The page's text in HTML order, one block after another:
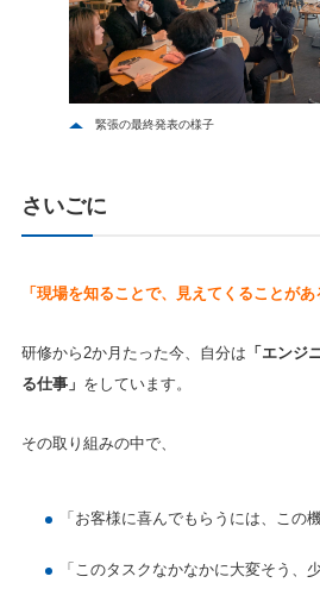
緊張の最終発表の様子
さいごに
「現場を知ることで、見えてくることがあ
研修から2か月たった今、自分は 「エンジ
る仕事」 をしています。
その取り組みの中で、
「お客様に喜んでもらうには、この
「このタスクなかなかに大変そう、